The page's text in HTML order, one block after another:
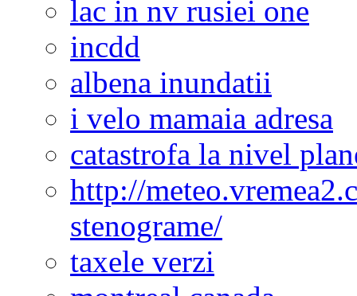
lac in nv rusiei one
incdd
albena inundatii
i velo mamaia adresa
catastrofa la nivel
http://
stenograme/
taxele verzi